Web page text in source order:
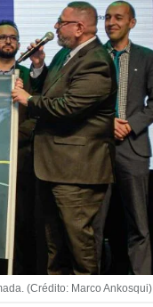
(Crédito: Marco Ankosqui)